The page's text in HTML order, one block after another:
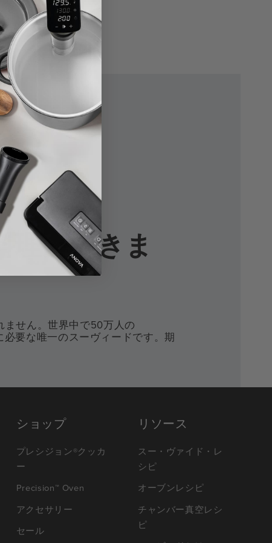
理ができま
せん。世界中で50万人の
要な唯一のスーヴィードです。期
ショップ
プレシジョン®クッカ
ー
Precision™ Oven
アクセサリー
セール
リソース
スー・ヴァイド・レ
シピ
オーブンレシピ
チャンバー真空レシ
ピ